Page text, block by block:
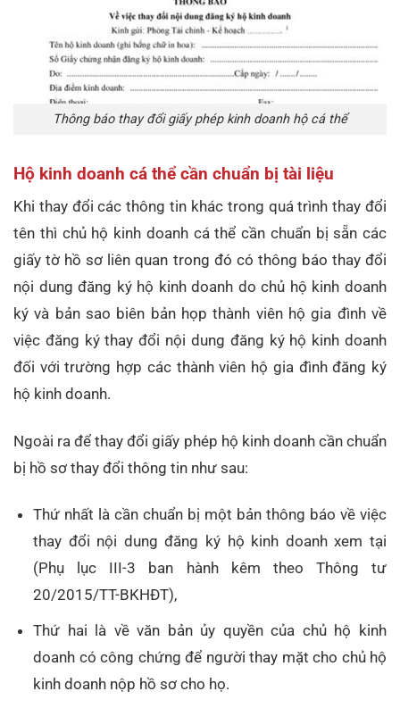
Thông báo thay đổi giấy phép kinh doanh hộ cá thể
Hộ kinh doanh cá thể cần chuẩn bị tài liệu
Khi thay đổi các thông tin khác trong quá trình thay đổi
tên thì chủ hộ kinh doanh cá thể cần chuẩn bị sẵn các
giấy tờ hồ sơ liên quan trong đó có thông báo thay đổi
nội dung đăng ký hộ kinh doanh do chủ hộ kinh doanh
ký và bản sao biên bản họp thành viên hộ gia đình về
việc đăng ký thay đổi nội dung đăng ký hộ kinh doanh
đối với trường hợp các thành viên hộ gia đình đăng ký
hộ kinh doanh.
Ngoài ra để thay đổi giấy phép hộ kinh doanh cần chuẩn
bị hồ sơ thay đổi thông tin như sau:
Thứ nhất là cần chuẩn bị một bản thông báo về việc
thay đổi nội dung đăng ký hộ kinh doanh xem tại
(Phụ lục III-3 ban hành kêm theo Thông tư
20/2015/TT-BKHĐT),
Thứ hai là về văn bản ủy quyền của chủ hộ kinh
doanh có công chứng để người thay mặt cho chủ hộ
kinh doanh nộp hồ sơ cho họ.